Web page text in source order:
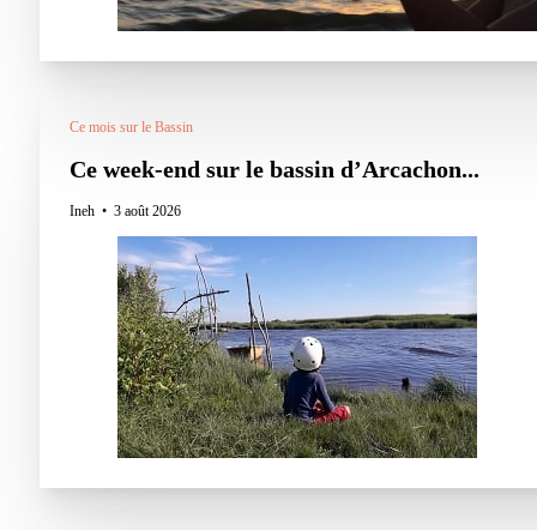
Ce mois sur le Bassin
Ce week-end sur le bassin d’Arcachon...
Ineh 3 août 2026